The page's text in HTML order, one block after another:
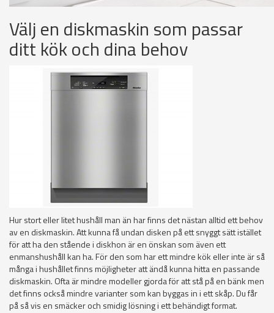
Välj en diskmaskin som passar
ditt kök och dina behov
Hur stort eller litet hushåll man än har finns det nästan alltid ett behov
av en diskmaskin. Att kunna få undan disken på ett snyggt sätt istället
för att ha den stående i diskhon är en önskan som även ett
enmanshushåll kan ha. För den som har ett mindre kök eller inte är så
många i hushållet finns möjligheter att ändå kunna hitta en passande
diskmaskin. Ofta är mindre modeller gjorda för att stå på en bänk men
det finns också mindre varianter som kan byggas in i ett skåp. Du får
på så vis en smäcker och smidig lösning i ett behändigt format.